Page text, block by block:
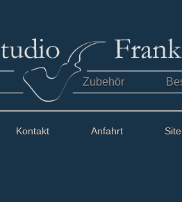
Zubehör
Kontakt Anfahrt